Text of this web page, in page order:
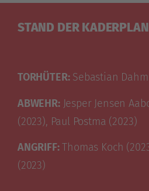
STAND DER
TORHÜTER:Sebastian Dahm
ABWEHR:Jesper Jensen
(2023), Paul Postma (2023)
ANGRIFF:Thomas Koch
(2023)